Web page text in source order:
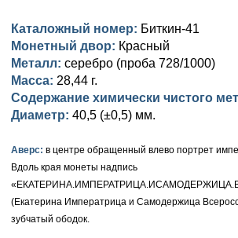
Германская оккупация
Для Финляндии
Памятные и донативные
Для Финляндии
Памятные и донативные
Серебро
Медь
Для Финляндии
Платина, золото
Серебро
Медь
Русско-Польские
Для Польши
Александр I (1801-1825)
Золото
Серебро
Для Грузии
Для Польши
Павел I (1796-1801)
Золото
Медь
Екатерина II (1762-1796)
Серебро
Медь
Елизавета I (1741-1762)
Золото
Иоанн Антонович (1740-1741)
Каталожный номер: Биткин-41
Монетный двор: Красный
Металл: серебро (проба 728/1000)
Масса: 28,44 г.
Содержание химически чистого
Диаметр: 40,5 (±0,5) мм.
Аверс: в центре обращенный влево портрет
Вдоль края монеты надпись
(Екатерина Императрица и Самодержица
зубчатый ободок.